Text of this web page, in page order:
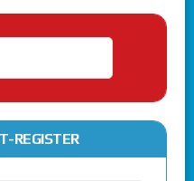
REGISTER